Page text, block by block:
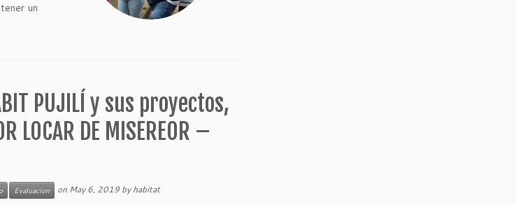
un
PUJILÍ y sus proyectos,
LOCAR DE MISEREOR –
Evaluacion on May 6, 2019 byhabitat